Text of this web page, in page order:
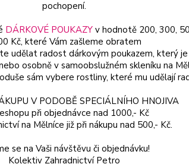
pochopení.
DÁRKOVÉ POUKAZYv hodnotě 200, 300,
Kč, které Vám zašleme obratem
udělat radost dárkovým poukazem, který
osobně v samoobslužném skleníku na
sám vybere rostliny, které mu udělají
V PODOBĚ SPECIÁLNÍHO HNOJIVA
při objednávce nad 1000,- Kč
na Mělníce již při nákupu nad 500,- Kč.
se na Vaši návštěvu či objednávku!
Kolektiv Zahradnictví Petro